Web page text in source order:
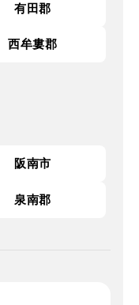
有田郡
西牟婁郡
阪南市
泉南郡